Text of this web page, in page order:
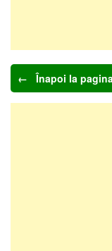
← Înapoi la